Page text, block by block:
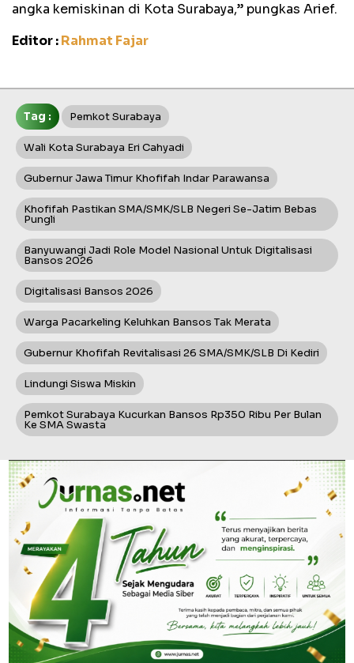
angka kemiskinan di Kota Surabaya,” pungkas Arief.
Editor :Rahmat Fajar
Tag : Pemkot Surabaya
Wali Kota Surabaya Eri Cahyadi
Gubernur Jawa Timur Khofifah Indar Parawansa
Khofifah Pastikan SMA/SMK/SLB Negeri Se-Jatim Bebas
Pungli
Banyuwangi Jadi Role Model Nasional Untuk Digitalisasi
Bansos 2026
Digitalisasi Bansos 2026
Warga Pacarkeling Keluhkan Bansos Tak Merata
Gubernur Khofifah Revitalisasi 26 SMA/SMK/SLB Di Kediri
Lindungi Siswa Miskin
Pemkot Surabaya Kucurkan Bansos Rp350 Ribu Per Bulan
Ke SMA Swasta